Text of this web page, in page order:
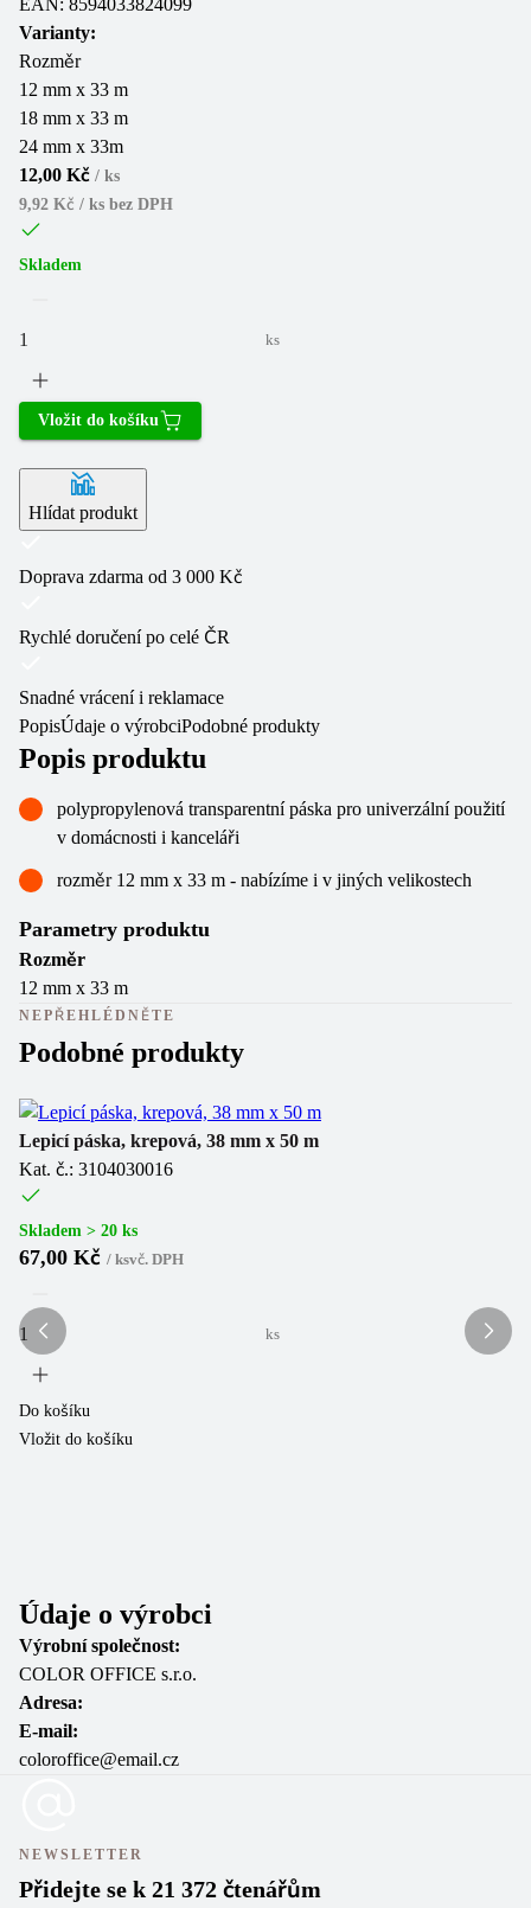
EAN: 8594033824099
Varianty:
Rozměr
12 mm x 33 m
18 mm x 33 m
24 mm x 33m
12,00 Kč / ks
9,92 Kč / ks bez DPH
Skladem
ks
Vložit do košíku
Hlídat produkt
Doprava zdarma od 3 000 Kč
Rychlé doručení po celé ČR
Snadné vrácení i reklamace
PopisÚdaje o výrobciPodobné produkty
Popis produktu
polypropylenová transparentní páska pro univerzální použití
v domácnosti i kanceláři
rozměr 12 mm x 33 m - nabízíme i v jiných velikostech
Parametry produktu
Rozměr
12 mm x 33 m
NEPŘEHLÉDNĚTE
Podobné produkty
Lepicí páska, krepová, 38 mm x 50 m
Kat. č.: 3104030016
Skladem > 20 ks
67,00 Kč / ksvč. DPH
ks
Do košíku
Vložit do košíku
Údaje o výrobci
Výrobní společnost:
COLOR OFFICE s.r.o.
Adresa:
E-mail:
coloroffice@email.cz
NEWSLETTER
Přidejte se k 21 372 čtenářům